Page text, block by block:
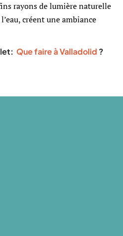
rayons de lumière naturelle
créent une ambiance
Que faire à Valladolid ?